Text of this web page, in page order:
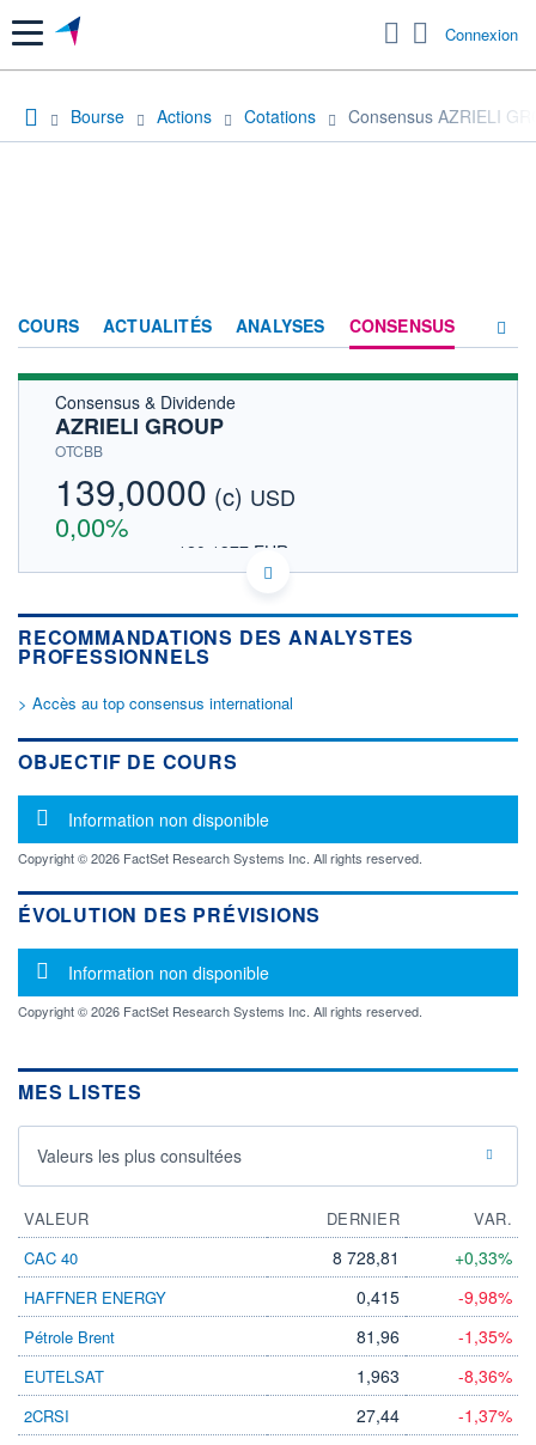
Menu Connexion
Bourse Actions Cotations Consensus AZRIELI
COURS ACTUALITÉS ANALYSES CONSENSUS
ACTIONNAIRES
Consensus & Dividende
AZRIELI GROUP
OTCBB
139,0000 (c) USD
0,00%
120,1377 EUR
DONNÉES TEMPS DIFFÉRÉ
Politique d'exécution
Cotation sur les autres places
OUVERTURE CLÔTURE VEILLE
0,0000
0
VALORISATION
LIMITE À LA
BAISSE
0,0000
LIMITE À LA
HAUSSE
0,0000
ESTIMÉ 2026
-
2026
-
ÉCHANGE
22.07.26 / 17:42:45
ÉLIGIBILITÉ
Non éligible
Boursobank
+ PORTEFEUILLE + LISTE
RECOMMANDATIONS DES ANALYSTES
PROFESSIONNELS
> Accès au top consensus international
OBJECTIF DE COURS
Message d'information
Information non disponible
Copyright © 2026 FactSet Research Systems Inc. All rights reserved.
ÉVOLUTION DES PRÉVISIONS
Message d'information
Information non disponible
Copyright © 2026 FactSet Research Systems Inc. All rights reserved.
MES LISTES
Valeurs les plus consultées
VALEUR DERNIER
VAR.
CAC 40
8 728,81 +0,33%
HAFFNER ENERGY 0,415 -9,98%
Pétrole Brent 81,96 -1,35%
EUTELSAT 1,963 -8,36%
2CRSI 27,44 -1,37%